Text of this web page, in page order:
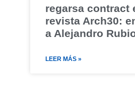
regarsa contract
revista Arch30:
a Alejandro
LEER MÁS »